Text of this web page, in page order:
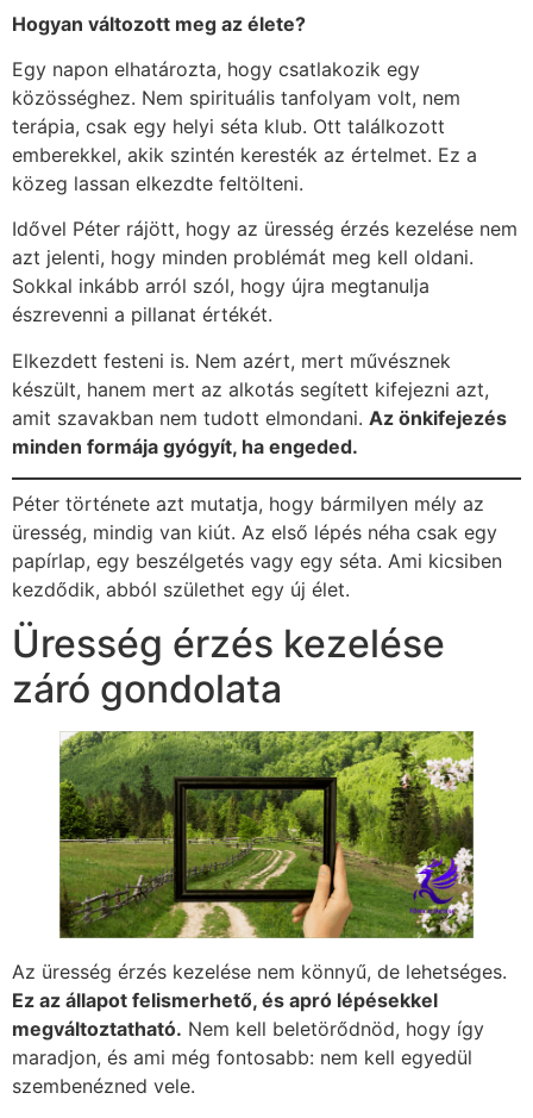
Hogyan változott meg az élete?
Egy napon elhatározta, hogy csatlakozik egy
közösséghez. Nem spirituális tanfolyam volt, nem
terápia, csak egy helyi séta klub. Ott találkozott
emberekkel, akik szintén keresték az értelmet. Ez a
közeg lassan elkezdte feltölteni.
Idővel Péter rájött, hogy az üresség érzés kezelése nem
azt jelenti, hogy minden problémát meg kell oldani.
Sokkal inkább arról szól, hogy újra megtanulja
észrevenni a pillanat értékét.
Elkezdett festeni is. Nem azért, mert művésznek
készült, hanem mert az alkotás segített kifejezni azt,
amit szavakban nem tudott elmondani. Az önkifejezés
minden formája gyógyít, ha engeded.
Péter története azt mutatja, hogy bármilyen mély az
üresség, mindig van kiút. Az első lépés néha csak egy
papírlap, egy beszélgetés vagy egy séta. Ami kicsiben
kezdődik, abból születhet egy új élet.
Üresség érzés kezelése
záró gondolata
Az üresség érzés kezelése nem könnyű, de lehetséges.
Ez az állapot felismerhető, és apró lépésekkel
megváltoztatható. Nem kell beletörődnöd, hogy így
maradjon, és ami még fontosabb: nem kell egyedül
szembenézned vele.